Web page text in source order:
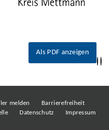
Als PDF anzeigen
melden
Barrierefreiheit
Datenschutz Impressum